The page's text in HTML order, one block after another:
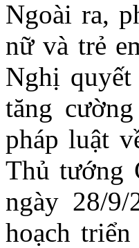
Ngoài ra,
nữ và trẻ
Nghị
tăng
pháp luật
Thủ tướng
ngày 28/
hoạch